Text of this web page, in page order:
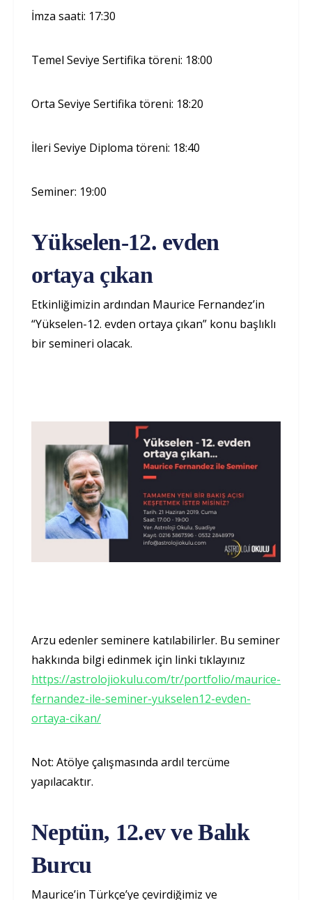
İmza saati: 17:30
Temel Seviye Sertifika töreni: 18:00
Orta Seviye Sertifika töreni: 18:20
İleri Seviye Diploma töreni: 18:40
Seminer: 19:00
Yükselen-12. evden
ortaya çıkan
Etkinliğimizin ardından Maurice Fernandez’in
“Yükselen-12. evden ortaya çıkan” konu başlıklı
bir semineri olacak.
Arzu edenler seminere katılabilirler. Bu seminer
hakkında bilgi edinmek için linki tıklayınız
https://astrolojiokulu.com/tr/portfolio/maurice-
fernandez-ile-seminer-yukselen12-evden-
ortaya-cikan/
Not: Atölye çalışmasında ardıl tercüme
yapılacaktır.
Neptün, 12.ev ve Balık
Burcu
Maurice’in Türkçe’ye çevirdiğimiz ve